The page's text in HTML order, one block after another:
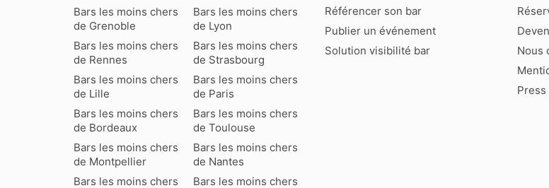
Bars les moins chers
de Grenoble
Bars les moins chers
de Lyon
Bars les moins chers
de Rennes
Bars les moins chers
de Strasbourg
Bars les moins chers
de Lille
Bars les moins chers
de Paris
Bars les moins chers
de Bordeaux
Bars les moins chers
de Toulouse
Bars les moins chers
de Montpellier
Bars les moins chers
de Nantes
Bars les moins chers
Bars les moins chers
Référencer son bar
Publier un événement
Solution visibilité bar
Nous
Press